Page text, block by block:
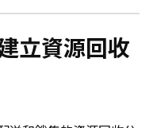
立資源回收